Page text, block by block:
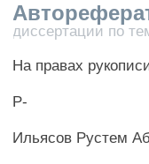
диссертации по
На правах
Р-
Ильясов Рустем